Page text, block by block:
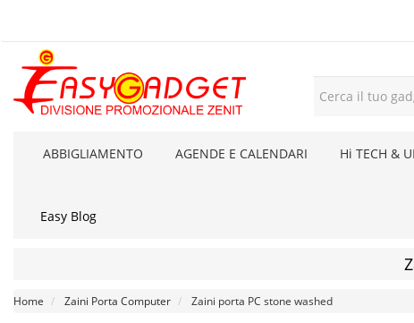
ABBIGLIAMENTO AGENDE E CALENDARI Hi TECH &
Easy Blog
Home Zaini Porta Computer Zaini porta PC stone washed